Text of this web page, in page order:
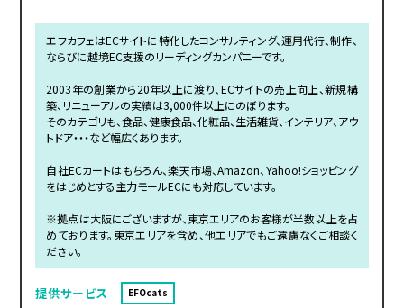
エフカフェはECサイトに特化したコンサルティング、運用代行、制作、
ならびに越境EC支援のリーディングカンパニーです。
2003年の創業から20年以上に渡り、ECサイトの売上向上、新規構
築、リニューアルの実績は3,000件以上にのぼります。
そのカテゴリも、食品、健康食品、化粧品、生活雑貨、インテリア、アウ
トドア・・・など幅広くあります。
自社ECカートはもちろん、楽天市場、Amazon、Yahoo!ショッピング
をはじめとする主力モールECにも対応しています。
※拠点は大阪にございますが、東京エリアのお客様が半数以上を占
めております。東京エリアを含め、他エリアでもご遠慮なくご相談く
ださい。
提供サービス EFOcats